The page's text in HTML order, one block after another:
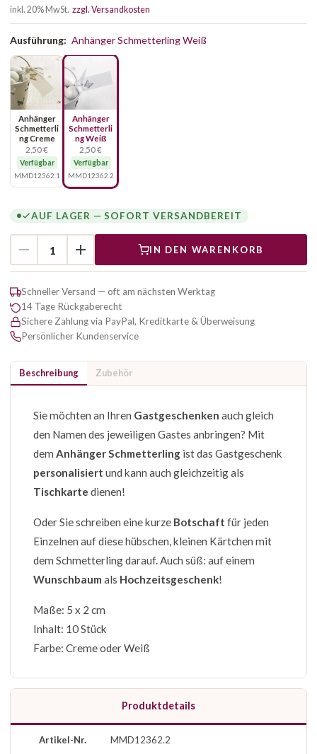
inkl. 20% MwSt. zzgl. Versandkosten
Ausführung: Anhänger Schmetterling Weiß
Anhänger
Schmetterli
ng Creme
2,50 €
Verfügbar
MMD12362.1
Anhänger
Schmetterli
ng Weiß
2,50 €
Verfügbar
MMD12362.2
AUF LAGER — SOFORT VERSANDBEREIT
IN DEN WARENKORB
Schneller Versand — oft am nächsten Werktag
14 Tage Rückgaberecht
Sichere Zahlung via PayPal, Kreditkarte & Überweisung
Persönlicher Kundenservice
Beschreibung Zubehör
Sie möchten an Ihren Gastgeschenken auch gleich
den Namen des jeweiligen Gastes anbringen? Mit
dem Anhänger Schmetterling ist das Gastgeschenk
personalisiert und kann auch gleichzeitig als
Tischkarte dienen!
Oder Sie schreiben eine kurze Botschaft für jeden
Einzelnen auf diese hübschen, kleinen Kärtchen mit
dem Schmetterling darauf. Auch süß: auf einem
Wunschbaum als Hochzeitsgeschenk!
Maße: 5 x 2 cm
Inhalt: 10 Stück
Farbe: Creme oder Weiß
Produktdetails
Artikel-Nr. MMD12362.2